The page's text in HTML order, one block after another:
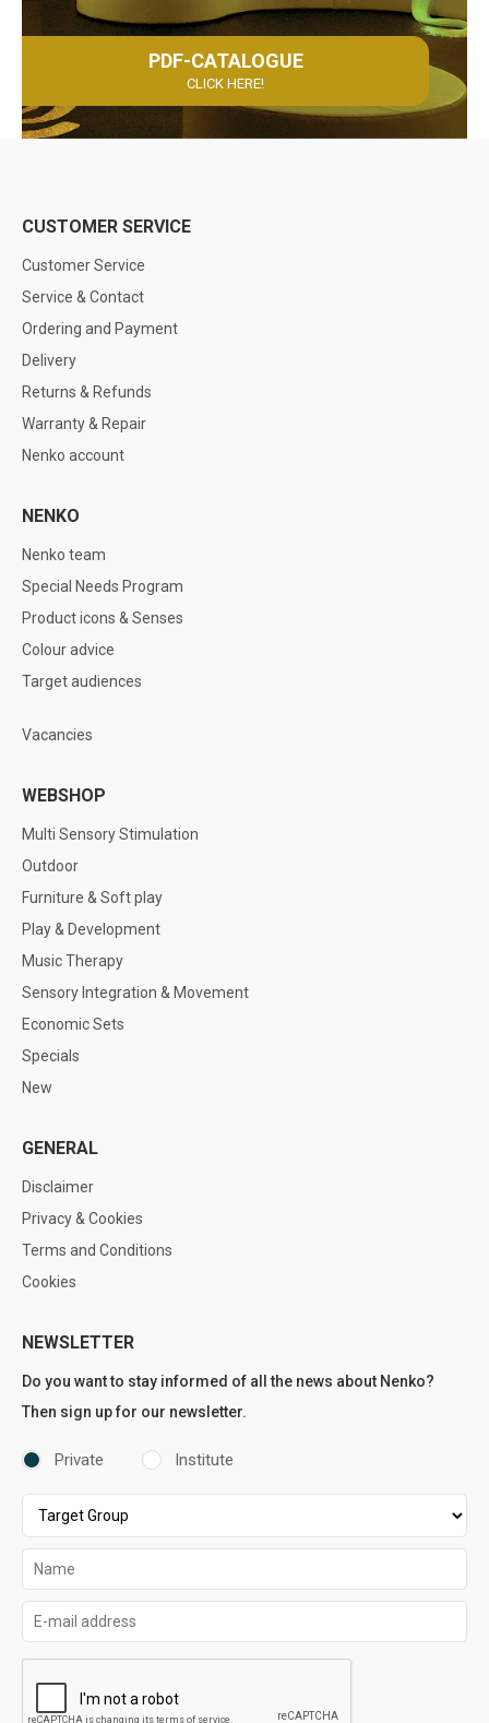
PDF-CATALOGUE
CLICK HERE!
CUSTOMER SERVICE
Customer Service
Service & Contact
Ordering and Payment
Delivery
Returns & Refunds
Warranty & Repair
Nenko account
NENKO
Nenko team
Special Needs Program
Product icons & Senses
Colour advice
Target audiences
Vacancies
WEBSHOP
Multi Sensory Stimulation
Outdoor
Furniture & Soft play
Play & Development
Music Therapy
Sensory Integration & Movement
Economic Sets
Specials
New
GENERAL
Disclaimer
Privacy & Cookies
Terms and Conditions
Cookies
NEWSLETTER
Do you want to stay informed of all the news about Nenko?
Then sign up for our newsletter.
Private Institute